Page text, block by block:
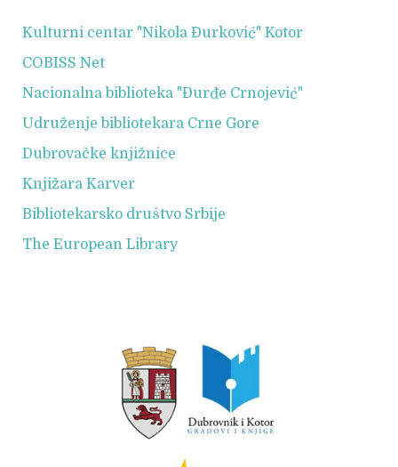
Kulturni centar "Nikola Đurković" Kotor
COBISS Net
Nacionalna biblioteka "Đurđe Crnojević"
Udruženje bibliotekara Crne Gore
Dubrovačke knjižnice
Knjižara Karver
Bibliotekarsko društvo Srbije
The European Library